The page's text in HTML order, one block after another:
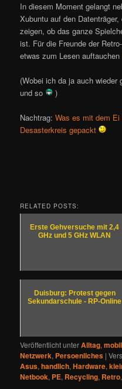
In diesem Moment gelangt
Xubuntu auf den
zeigen, ob das ganze
ist. Für die Freunde der
etwas zum Lesen auftauchen
(Wobei ich da ja auch
und so
)
Nachtrag:Was es mit dem
Desasterkreis gepackt
RELATED POSTS:
Erste Gehversuche mit 2,4
GHz und 5 GHz WLAN
Duisburg: Protest gegen
Sekundarschule - RP-Online
Veröffentlicht unterAlltag,
Netzwerk, Persoenliches |
Asus,handlich,Hardware,
Netbook, PE, Recycling, Retro